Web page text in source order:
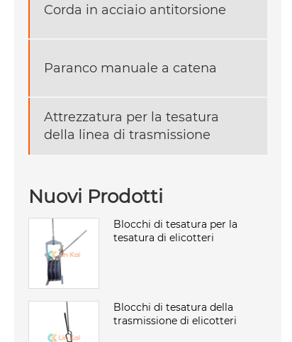
Corda in acciaio antitorsione
Paranco manuale a catena
Attrezzatura per la tesatura
della linea di trasmissione
Nuovi Prodotti
Blocchi di tesatura per la
tesatura di elicotteri
Blocchi di tesatura della
trasmissione di elicotteri